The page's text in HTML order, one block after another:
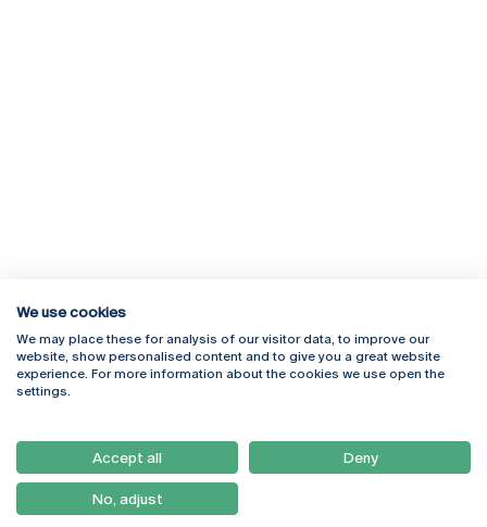
Rua Diogo Botelho 1327
4169-005 Porto
+351 226 196 240
Campus Online
Webmail
Como Chegar
Newsletter
We use cookies
We may place these for analysis of our visitor data, to improve our
website, show personalised content and to give you a great website
experience. For more information about the cookies we use open the
settings.
Accept all Deny
No, adjust